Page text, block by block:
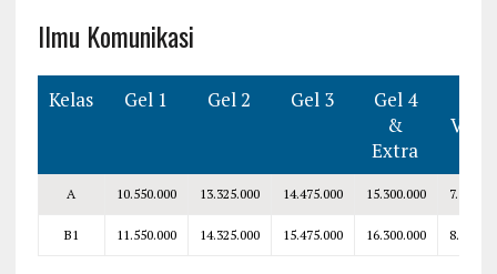
Ilmu Komunikasi
Kelas Gel 1 Gel 2 Gel 3
Gel 4
&
Extra
A 10.550.000 13.325.000 14.475.000 15.300.000
B1 11.550.000 14.325.000 15.475.000 16.300.000